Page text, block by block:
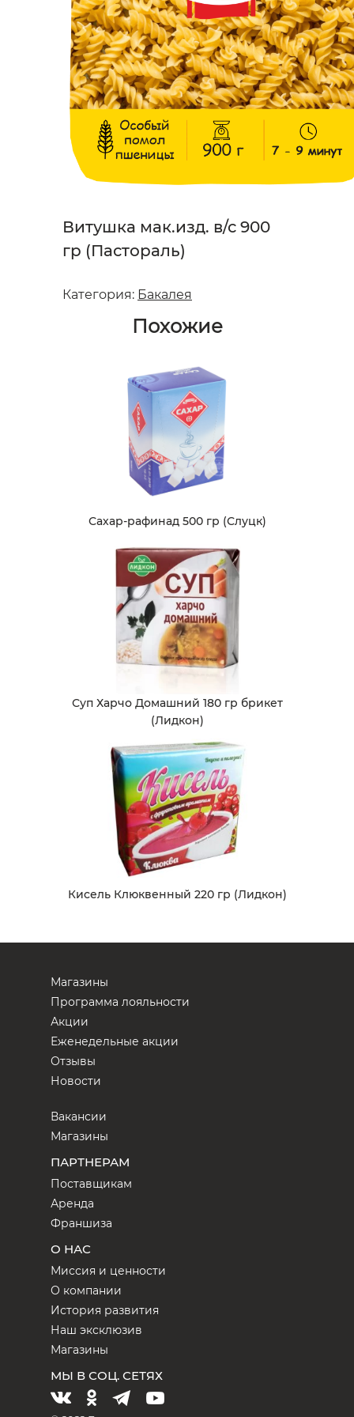
Витушка мак.изд. в/с 900
гр (Пастораль)
Категория: Бакалея
Похожие
Сахар-рафинад 500 гр (Слуцк)
Суп Харчо Домашний 180 гр брикет
(Лидкон)
Кисель Клюквенный 220 гр (Лидкон)
Магазины
Программа лояльности
Акции
Еженедельные акции
Отзывы
Новости
Вакансии
Магазины
ПАРТНЕРАМ
Поставщикам
Аренда
Франшиза
О НАС
Миссия и ценности
О компании
История развития
Наш эксклюзив
Магазины
МЫ В СОЦ. СЕТЯХ